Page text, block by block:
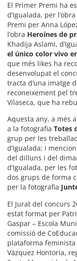
El Primer Premi ha
d’Igualada, per l’obra
Premi per Anna
l’obra Heroïnes de
Khadija Aslami,
el único color vivo
que més likes ha
desenvolupat el
tracta d’una imatge
reconeixement pel
Vilaseca, que ha
Aquesta any, a més
a la fotografia Totes
grup per les
d’Igualada; i
del dilluns i del
d’Igualada, per les
dos grups de forma
per la fotografia
El Jurat del concurs
estat format per
Gaspar – Escola
comissió de
plataforma feminista
Vázquez Hontoria,